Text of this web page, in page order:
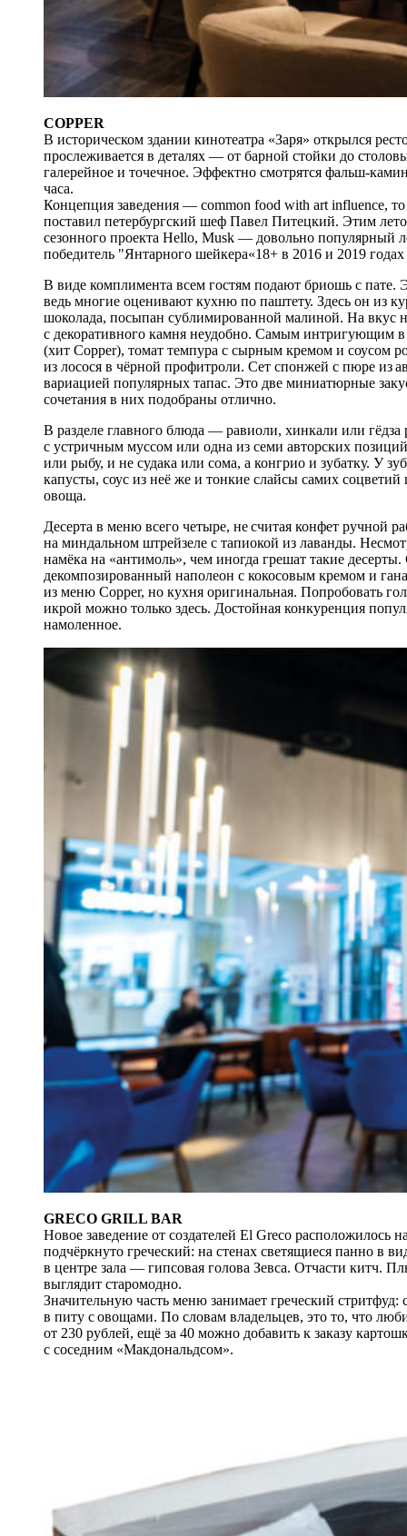
COPPER
В историческом здании кинотеатра «Заря» открылся
прослеживается в деталях — от барной стойки до
галерейное и точечное. Эффектно смотрятся фальш-
часа.
Концепция заведения — common food with art influence,
поставил петербургский шеф Павел Питецкий. Этим
сезонного проекта Hello, Musk — довольно популярный
победитель "Янтарного шейкера«18+ в 2016 и 2019
В виде комплимента всем гостям подают бриошь с
ведь многие оценивают кухню по паштету. Здесь он из
шоколада, посыпан сублимированной малиной. На вкус
с декоративного камня неудобно. Самым интригующим в
(хит Copper), томат темпура с сырным кремом и соусом
из лосося в чёрной профитроли. Сет спонжей с пюре из
вариацией популярных тапас. Это две миниатюрные
сочетания в них подобраны отлично.
В разделе главного блюда — равиоли, хинкали или
с устричным муссом или одна из семи авторских
или рыбу, и не судака или сома, а конгрио и зубатку. У
капусты, соус из неё же и тонкие слайсы самих
овоща.
Десерта в меню всего четыре, не считая конфет
на миндальном штрейзеле с тапиокой из лаванды.
намёка на «антимоль», чем иногда грешат такие
декомпозированный наполеон с кокосовым кремом и
из меню Copper, но кухня оригинальная. Попробовать
икрой можно только здесь. Достойная конкуренция
намоленное.
GRECO GRILL BAR
Новое заведение от создателей El Greco
подчёркнуто греческий: на стенах светящиеся панно в
в центре зала — гипсовая голова Зевса. Отчасти китч.
выглядит старомодно.
Значительную часть меню занимает греческий
в питу с овощами. По словам владельцев, это то, что
от 230 рублей, ещё за 40 можно добавить к заказу
с соседним «Макдональдсом».